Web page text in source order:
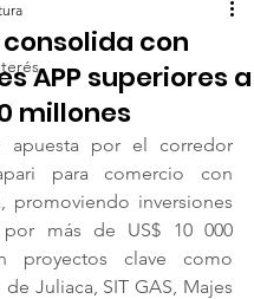
consolida con
APP superiores a
millones
apuesta por el corredor
para comercio con
promoviendo inversiones
por más de US$ 10 000
proyectos clave como
Juliaca, SIT GAS, Majes